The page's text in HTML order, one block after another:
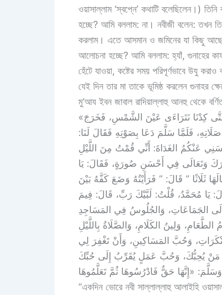
ওয়াসাল্লাম ‘স্বপ্নে’ কথাটি বলেছিলেন।)
হচ্ছে? আমি বললাম: না। নবীজী বলেন: তখন
করলাম। এতে আসমান ও জমিনের যা কিছু আছে
আলোচনা হচ্ছে? আমি বললাম: হ্যাঁ, গুনাহের
হেঁটে যাওয়া, কষ্টের সময় পরিপূর্ণভাবে উযু
যেই দিন তার মা তাকে ভূমিষ্ঠ করলেন গুনাহর
মু‘আয ইবন জাবাল রাদিয়াল্লাহু আনহু থেকে
«احْتُبِسَ عَنَّا رَسُولُ اللَّهِ صَلَّى اللَّهُ عَلَيْهِ وَسَلَّمَ ذَاتَ غَدَاةٍ مِنْ صَلَاةِ الصُّبْحِ حَتَّى كِدْنَا نَتَرَاءَى عَيْنَ الشَّمْسِ، فَخَرَجَ
فَلَمَّا سَلَّمَ دَعَا بِصَوْتِهِ فَقَالَ لَنَا:
عَنْكُمُ الغَدَاةَ: أَنِّي قُمْتُ مِنَ اللَّيْلِ
وَتَعَالَى فِي أَحْسَنِ صُورَةٍ، فَقَالَ: يَا
ثَلَاثًا ” قَالَ: ” فَرَأَيْتُهُ وَضَعَ كَفَّهُ بَيْنَ
يَا مُحَمَّدُ، قُلْتُ: لَبَّيْكَ رَبِّ، قَالَ: فِيمَ
الجَمَاعَاتِ، وَالجُلُوسُ فِي المَسَاجِدِ
وَلِينُ الكَلَامِ، وَالصَّلَاةُ بِاللَّيْلِ
وَحُبَّ المَسَاكِينِ، وَأَنْ تَغْفِرَ لِي
مَنْ يُحِبُّكَ، وَحُبَّ عَمَلٍ يُقَرِّبُ إِلَى حُبِّكَ
“একদিন ভোরে নবী সাল্লাল্লাহু আলাইহি